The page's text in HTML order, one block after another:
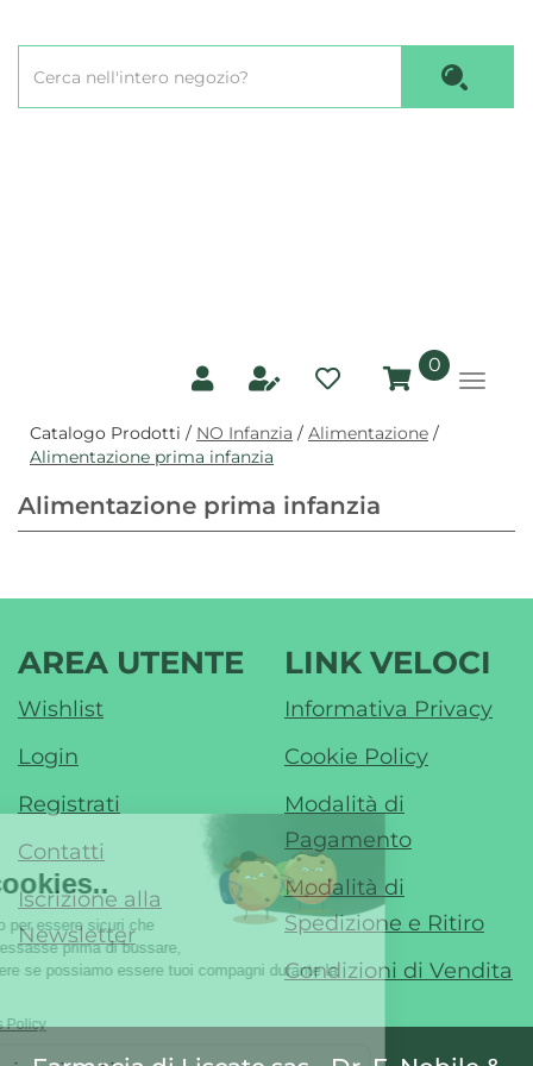
principale
Prodotto
0prodotti
inseriti
Catalogo Prodotti / NO Infanzia / Alimentazione /
Alimentazione prima infanzia
Alimentazione prima infanzia
AREA UTENTE
Wishlist
Login
Registrati
Contatti
Iscrizione alla
Newsletter
LINK VELOCI
Informativa Privacy
Cookie Policy
Modalità di
Pagamento
Modalità di
Spedizione e Ritiro
Condizioni di Vendita